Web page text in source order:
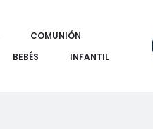
COMUNIÓN
BEBÉS
INFANTIL